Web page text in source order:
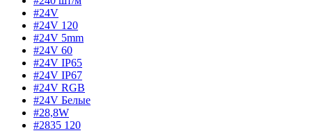
#24V
#24V 120
#24V 5mm
#24V 60
#24V IP65
#24V IP67
#24V RGB
#24V Белые
#28,8W
#2835 120